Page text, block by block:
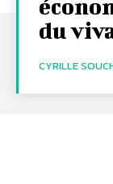
du
CYRILLE